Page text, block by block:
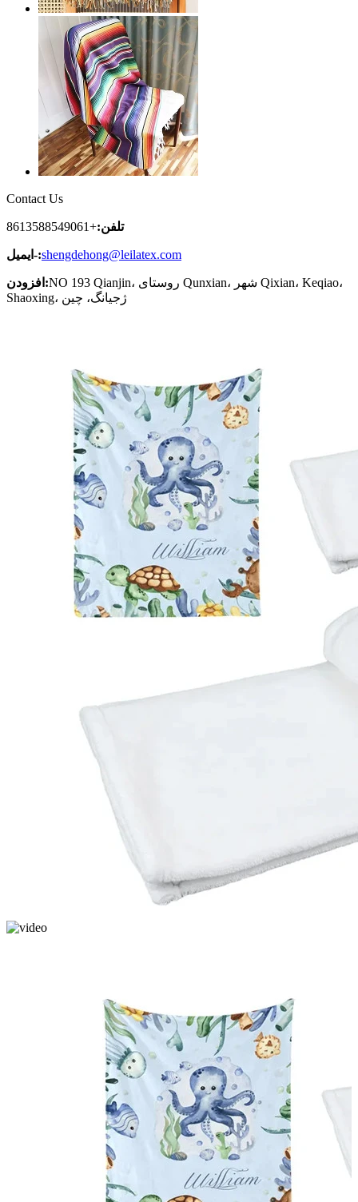
Contact Us
تلفن:+8613588549061
ایمیل-:shengdehong@leilatex.com
افزودن:NO 193 Qianjin، روستای Qunxian، شهر Qixian، Keqiao،
Shaoxing، ژجیانگ، چین